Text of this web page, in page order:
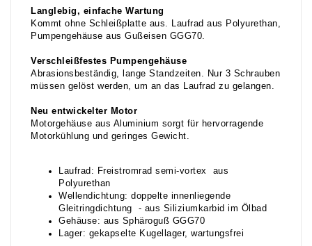
Langlebig, einfache Wartung
Kommt ohne Schleißplatte aus. Laufrad aus Polyurethan,
Pumpengehäuse aus Gußeisen GGG70.
Verschleißfestes Pumpengehäuse
Abrasionsbeständig, lange Standzeiten. Nur 3 Schrauben
müssen gelöst werden, um an das Laufrad zu gelangen.
Neu entwickelter Motor
Motorgehäuse aus Aluminium sorgt für hervorragende
Motorkühlung und geringes Gewicht.
Laufrad: Freistromrad semi-vortex aus
Polyurethan
Wellendichtung: doppelte innenliegende
Gleitringdichtung - aus Siliziumkarbid im Ölbad
Gehäuse: aus Sphäroguß GGG70
Lager: gekapselte Kugellager, wartungsfrei